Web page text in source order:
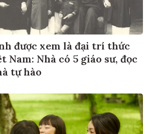
được xem là đại trí thức
Nam: Nhà có 5 giáo sư, đọc
tự hào